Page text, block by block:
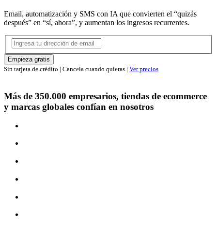
Email, automatización y SMS con IA que convierten el “quizás
después” en “sí, ahora”, y aumentan los ingresos recurrentes.
Empieza gratis
Sin tarjeta de crédito | Cancela cuando quieras | Ver precios
Más de 350.000 empresarios, tiendas de ecommerce
y marcas globales confían en nosotros